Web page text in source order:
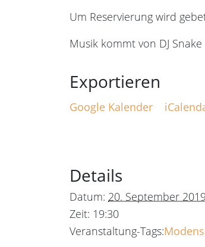
Um Reservierung wird
Musik kommt von DJ Snake
Google Kalender
Details
Datum: 20. September 2019
Zeit: 19:30
Veranstaltung-Tags: